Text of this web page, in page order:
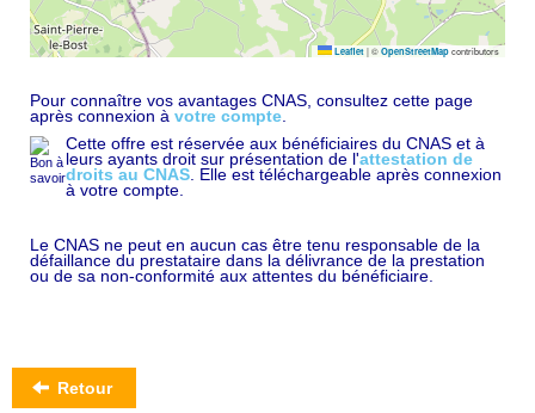
Leaflet |© OpenStreetMap contributors
Pour connaître vos avantages CNAS, consultez cette page
après connexion à votre compte.
Cette offre est réservée aux bénéficiaires du CNAS et à
leurs ayants droit sur présentation de l'attestation de
droits au CNAS. Elle est téléchargeable après connexion
à votre compte.
Le CNAS ne peut en aucun cas être tenu responsable de la
défaillance du prestataire dans la délivrance de la prestation
ou de sa non-conformité aux attentes du bénéficiaire.
Retour